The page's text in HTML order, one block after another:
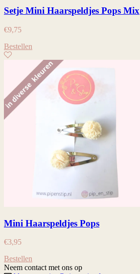
Setje Mini Haarspeldjes Pops Mix
€9,75
Bestellen
Mini Haarspeldjes Pops
€3,95
Bestellen
Neem contact met ons op